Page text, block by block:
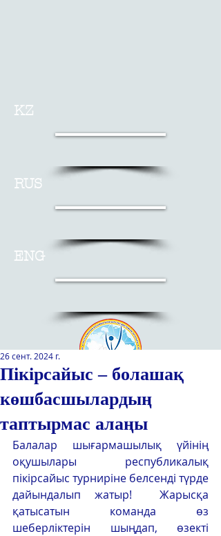
KZ
RUS
ENG
Қазақстан Республикасы Оқу-
ағарту министрлігінің
«Республикалық қосымша білім
беру оқу-әдістемелік орталығы»
РМҚК
ЭКРАН ДИКТОРЫ
Пікірсайыс – болашақ
көшбасшылардың
таптырмас алаңы
26 сент. 2024 г.
Балалар шығармашылық үйінің
оқушылары республикалық
пікірсайыс турниріне белсенді түрде
дайындалып жатыр!  Жарысқа
қатысатын команда өз
шеберліктерін шыңдап, өзекті